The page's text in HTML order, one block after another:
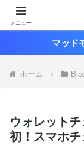
マッド
ホーム
ウォレット
初！スマホチ
メニュー